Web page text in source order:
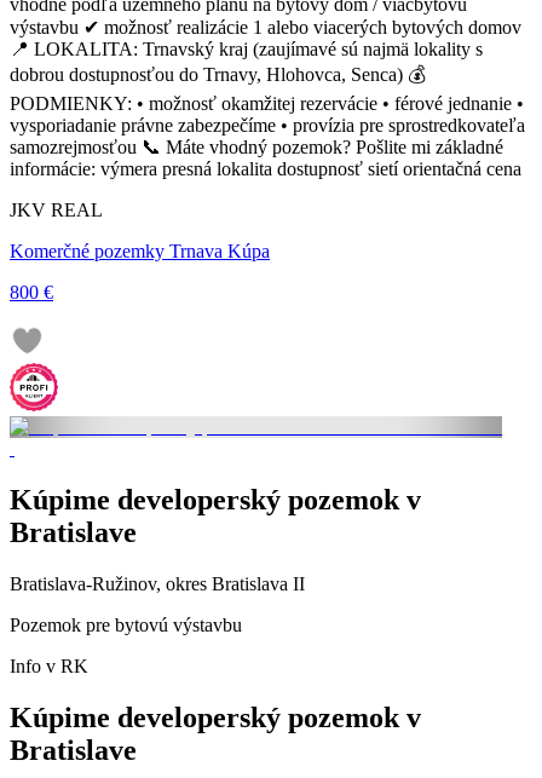
vhodné podľa územného plánu na bytový dom / viacbytovú
výstavbu ✔ možnosť realizácie 1 alebo viacerých bytových domov
📍 LOKALITA: Trnavský kraj (zaujímavé sú najmä lokality s
dobrou dostupnosťou do Trnavy, Hlohovca, Senca) 💰
PODMIENKY: • možnosť okamžitej rezervácie • férové jednanie •
vysporiadanie právne zabezpečíme • provízia pre sprostredkovateľa
samozrejmosťou 📞 Máte vhodný pozemok? Pošlite mi základné
informácie: výmera presná lokalita dostupnosť sietí orientačná cena
JKV REAL
Komerčné pozemky Trnava Kúpa
800 €
Kúpime developerský pozemok v
Bratislave
Bratislava-Ružinov, okres Bratislava II
Pozemok pre bytovú výstavbu
Info v RK
Kúpime developerský pozemok v
Bratislave